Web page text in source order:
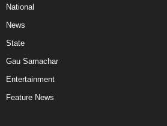
National
News
State
Gau Samachar
Entertainment
Feature News